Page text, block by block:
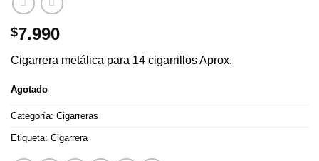
$7.990
Cigarrera metálica para 14 cigarrillos Aprox.
Agotado
Categoría: Cigarreras
Etiqueta: Cigarrera